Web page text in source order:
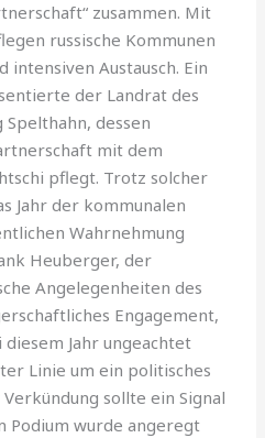
zusammen. Mit
russische Kommunen
Austausch. Ein
der Landrat des
dessen
mit dem
pflegt. Trotz solcher
Jahr der kommunalen
Wahrnehmung
Heuberger, der
Angelegenheiten des
Engagement,
Jahr ungeachtet
Linie um ein politisches
sollte ein Signal
Podium wurde angeregt